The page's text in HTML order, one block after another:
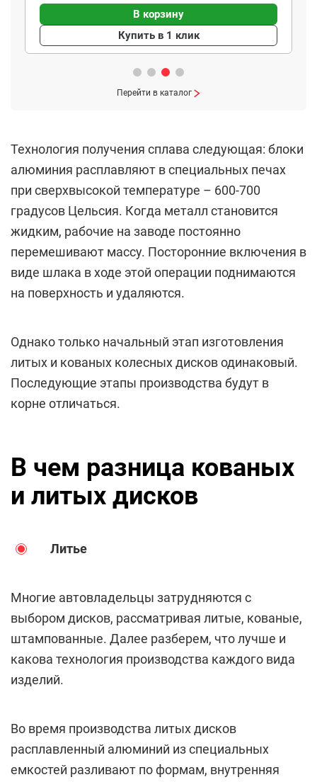
В корзину
Купить в 1 клик
Перейти в каталог
Технология получения сплава следующая: блоки
алюминия расплавляют в специальных печах
при сверхвысокой температуре – 600-700
градусов Цельсия. Когда металл становится
жидким, рабочие на заводе постоянно
перемешивают массу. Посторонние включения в
виде шлака в ходе этой операции поднимаются
на поверхность и удаляются.
Однако только начальный этап изготовления
литых и кованых колесных дисков одинаковый.
Последующие этапы производства будут в
корне отличаться.
В чем разница кованых
и литых дисков
Литье
Многие автовладельцы затрудняются с
выбором дисков, рассматривая литые, кованые,
штампованные. Далее разберем, что лучше и
какова технология производства каждого вида
изделий.
Во время производства литых дисков
расплавленный алюминий из специальных
емкостей разливают по формам, внутренняя